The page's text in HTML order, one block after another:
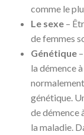
comme le
Le sexe –
de femmes
Génétique
la démence
génétique.
de démence
la maladie.